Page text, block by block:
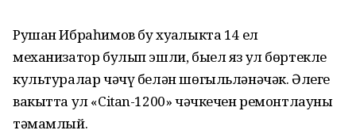
Рушан Ибраһимов бу хуҗалыкта 14 ел
механизатор булып эшли, быел яз ул бөртекле
культуралар чәчү белән шөгыльләнәчәк. Әлеге
вакытта ул «Citan-1200» чәчкечен ремонтлауны
тәмамлый.